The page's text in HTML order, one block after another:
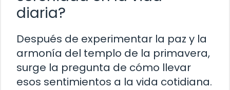
diaria?
Después de experimentar la paz y la
armonía del templo de la primavera,
surge la pregunta de cómo llevar
esos sentimientos a la vida cotidiana.